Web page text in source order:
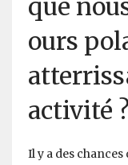
que
ours
activité ?
Il y a des